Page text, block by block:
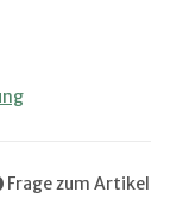
Frage zum Artikel